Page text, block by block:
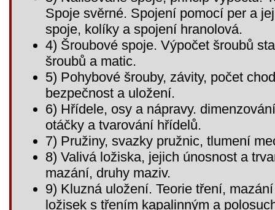
Spoje svěrné. Spojení pomocí per a
spoje, kolíky a spojení hranolová.
4) Šroubové spoje. Výpočet šroubů
šroubů a matic.
5) Pohybové šrouby, závity, počet
bezpečnost a uložení.
6) Hřídele, osy a nápravy.
otáčky a tvarování hřídelů.
7) Pružiny, svazky pružnic, tlumení
8) Valivá ložiska, jejich únosnost a
mazání, druhy maziv.
9) Kluzná uložení. Teorie tření,
ložisek s třením kapalinným a